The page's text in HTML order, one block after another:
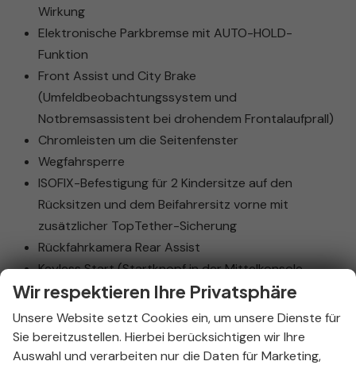
Wirkung
Elektronische Parkbremse mit AUTO-HOLD-
Funktion
Front Assist und City Brake
(Umfeldbeobachtungssystem und
Notbremsassistent bei drohendem Frontalaufprall)
Chromleisten um die Seitenfenster
Wegfahrsperre
ISOFIX-Befestigung für 2 Kindersitze auf den
Rücksitzen und dem Beifahrersitz vorne mit
zusätzlicher TopTether-Sicherung
Rückfahrkamera Rear Assist
Keyless Start (Startknopf in der Mittelkonsole,
Zentralverriegelung mit Fernbedienung)
Reifendruckkontrollsystem
Lane Assist & Side Assist (Spurhalteassistent,
Spurverlassenswarnung, Spurwechselassistent)
Wir respektieren Ihre Privatsphäre
Unsere Website setzt Cookies ein, um unsere Dienste für
Sie bereitzustellen. Hierbei berücksichtigen wir Ihre
Auswahl und verarbeiten nur die Daten für Marketing,